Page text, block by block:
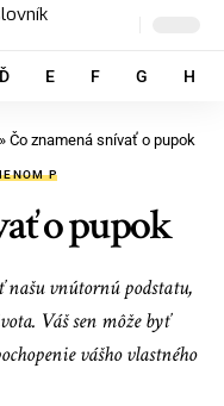
Ď E F G H
» Čo znamená snívať o pupok
P
o pupok
vnútornú podstatu,
Váš sen môže byť
vášho vlastného